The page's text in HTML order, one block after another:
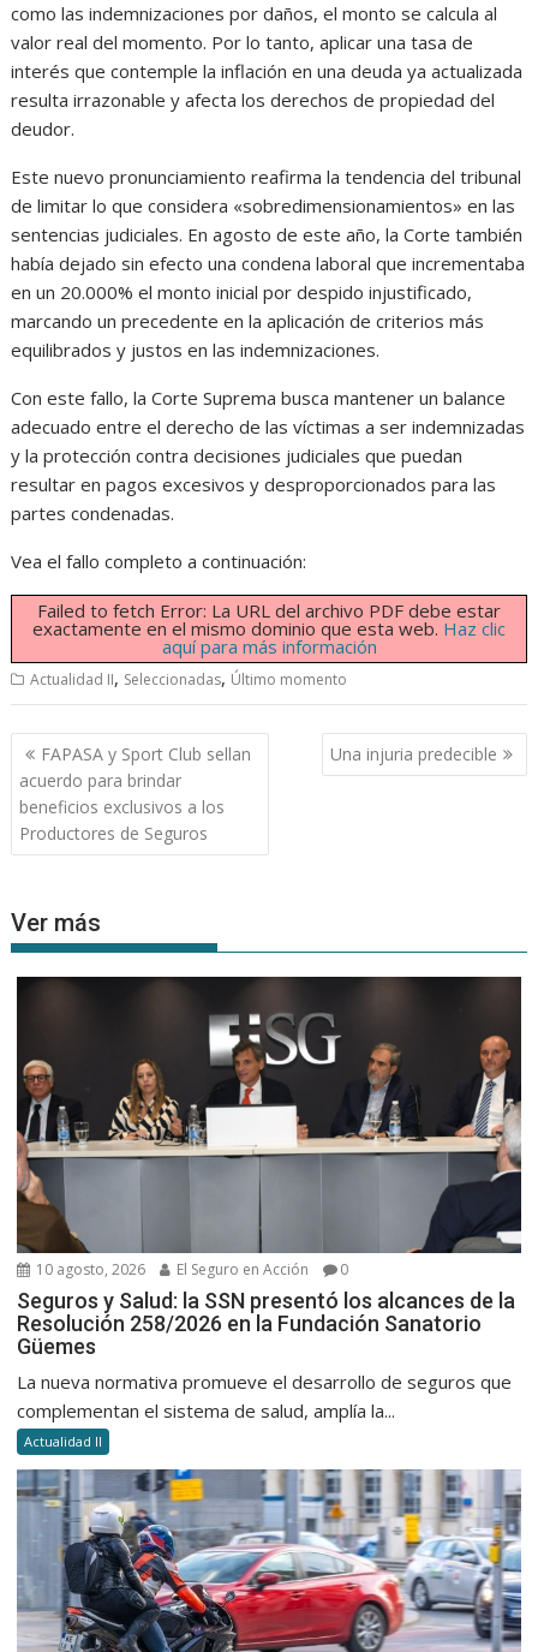
como las indemnizaciones por daños, el monto se calcula al
valor real del momento. Por lo tanto, aplicar una tasa de
interés que contemple la inflación en una deuda ya actualizada
resulta irrazonable y afecta los derechos de propiedad del
deudor.
Este nuevo pronunciamiento reafirma la tendencia del tribunal
de limitar lo que considera «sobredimensionamientos» en las
sentencias judiciales. En agosto de este año, la Corte también
había dejado sin efecto una condena laboral que incrementaba
en un 20.000% el monto inicial por despido injustificado,
marcando un precedente en la aplicación de criterios más
equilibrados y justos en las indemnizaciones.
Con este fallo, la Corte Suprema busca mantener un balance
adecuado entre el derecho de las víctimas a ser indemnizadas
y la protección contra decisiones judiciales que puedan
resultar en pagos excesivos y desproporcionados para las
partes condenadas.
Vea el fallo completo a continuación:
Failed to fetch Error: La URL del archivo PDF debe estar
exactamente en el mismo dominio que esta web. Haz clic
aquí para más información
Actualidad II, Seleccionadas, Último momento
Navegación
de
entradas
FAPASA y Sport Club sellan
acuerdo para brindar
beneficios exclusivos a los
Productores de Seguros
Una injuria predecible
Ver más
10 agosto, 2026 El Seguro en Acción 0
Seguros y Salud: la SSN presentó los alcances de la
Resolución 258/2026 en la Fundación Sanatorio
Güemes
La nueva normativa promueve el desarrollo de seguros que
complementan el sistema de salud, amplía la...
Actualidad II